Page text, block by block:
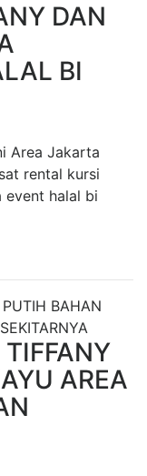
DAN
BI
Area Jakarta
rental kursi
event halal bi
AREA